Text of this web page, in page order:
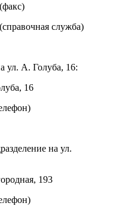
служба)
ул. А. Голуба, 16:
16
на ул.
193